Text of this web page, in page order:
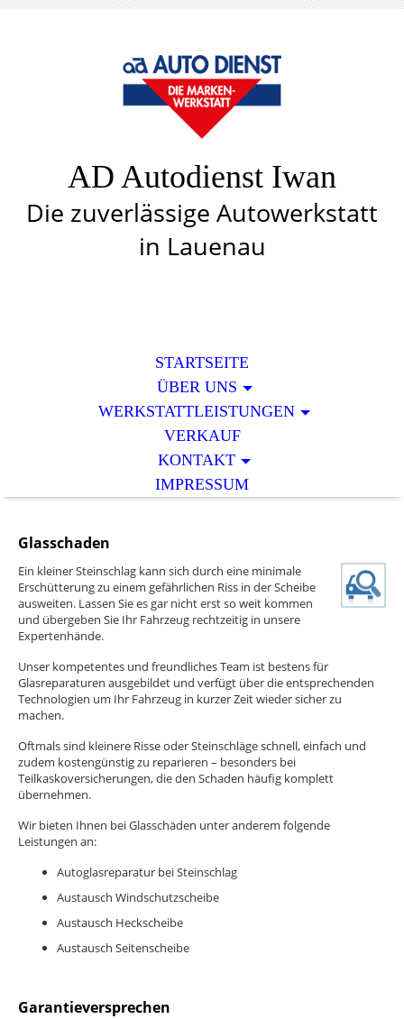
AD Autodienst Iwan
Die zuverlässige Autowerkstatt
in Lauenau
STARTSEITE
ÜBER UNS
WERKSTATTLEISTUNGEN
VERKAUF
KONTAKT
IMPRESSUM
Glasschaden
Ein kleiner Steinschlag kann sich durch eine minimale
Erschütterung zu einem gefährlichen Riss in der Scheibe
ausweiten. Lassen Sie es gar nicht erst so weit kommen
und übergeben Sie Ihr Fahrzeug rechtzeitig in unsere
Expertenhände.
Unser kompetentes und freundliches Team ist bestens für
Glasreparaturen ausgebildet und verfügt über die entsprechenden
Technologien um Ihr Fahrzeug in kurzer Zeit wieder sicher zu
machen.
Oftmals sind kleinere Risse oder Steinschläge schnell, einfach und
zudem kostengünstig zu reparieren – besonders bei
Teilkaskoversicherungen, die den Schaden häufig komplett
übernehmen.
Wir bieten Ihnen bei Glasschäden unter anderem folgende
Leistungen an:
Autoglasreparatur bei Steinschlag
Austausch Windschutzscheibe
Austausch Heckscheibe
Austausch Seitenscheibe
Garantieversprechen